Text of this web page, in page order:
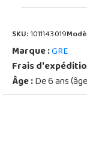
SKU:1011143019
Marque :GRE
Frais
Âge :De 6 ans